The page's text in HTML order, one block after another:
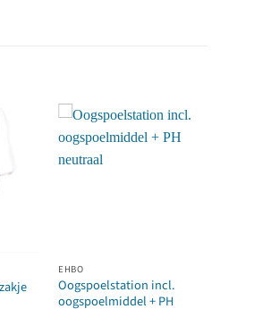
EHBO
Oogspoelstation incl.
oogspoelmiddel + PH